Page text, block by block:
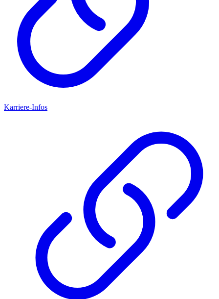
Karriere-Infos